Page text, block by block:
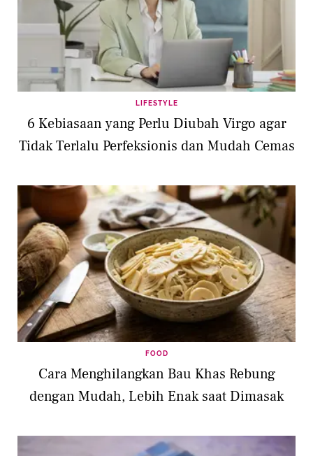
LIFESTYLE
6 Kebiasaan yang Perlu Diubah Virgo agar
Tidak Terlalu Perfeksionis dan Mudah Cemas
FOOD
Cara Menghilangkan Bau Khas Rebung
dengan Mudah, Lebih Enak saat Dimasak